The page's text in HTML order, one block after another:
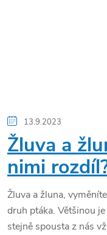
13.9.2023
Žluva a
nimi
Žluva a žluna,
druh ptáka. Většinou
stejně spousta z nás